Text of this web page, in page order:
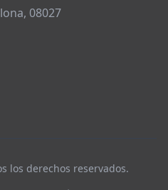
08027
los derechos reservados.